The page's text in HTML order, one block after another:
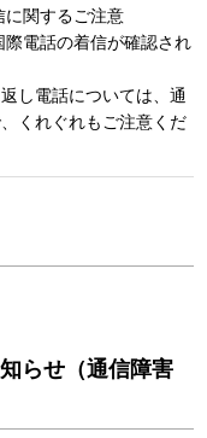
に関するご注意
際電話の着信が確認され
し電話については、通
くれぐれもご注意くだ
らせ（通信障害